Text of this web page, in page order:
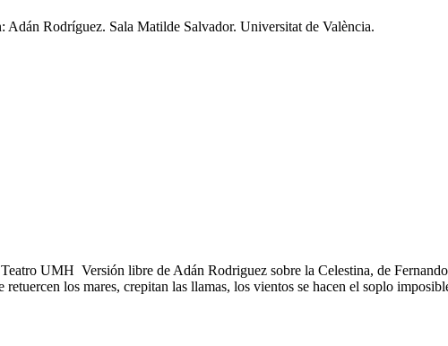
Rodríguez. Sala Matilde Salvador. Universitat de València.
UMH Versión libre de Adán Rodriguez sobre la Celestina, de
los mares, crepitan las llamas, los vientos se hacen el soplo